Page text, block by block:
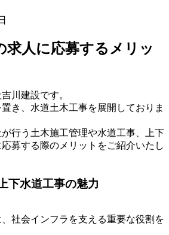
求人に応募するメリッ
川建設です。
き、水道土木工事を展開しておりま
行う土木施工管理や水道工事、上下
募する際のメリットをご紹介いたし
下水道工事の魅力
、社会インフラを支える重要な役割を